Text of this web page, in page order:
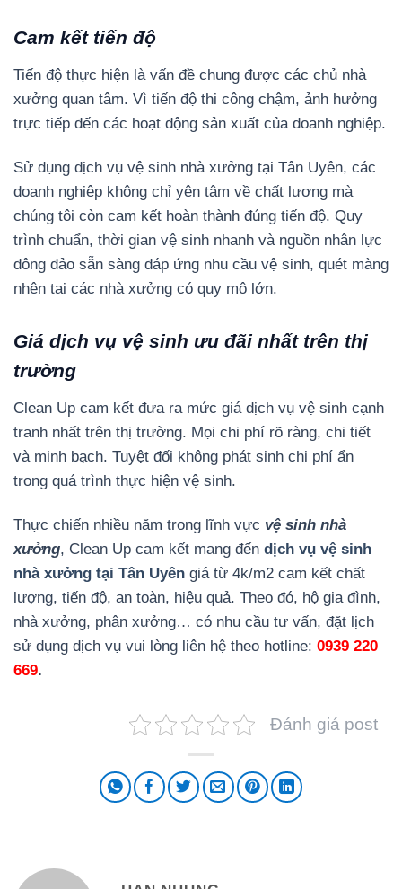
Cam kết tiến độ
Tiến độ thực hiện là vấn đề chung được các chủ nhà
xưởng quan tâm. Vì tiến độ thi công chậm, ảnh hưởng
trực tiếp đến các hoạt động sản xuất của doanh nghiệp.
Sử dụng dịch vụ vệ sinh nhà xưởng tại Tân Uyên, các
doanh nghiệp không chỉ yên tâm về chất lượng mà
chúng tôi còn cam kết hoàn thành đúng tiến độ. Quy
trình chuẩn, thời gian vệ sinh nhanh và nguồn nhân lực
đông đảo sẵn sàng đáp ứng nhu cầu vệ sinh, quét màng
nhện tại các nhà xưởng có quy mô lớn.
Giá dịch vụ vệ sinh ưu đãi nhất trên thị
trường
Clean Up cam kết đưa ra mức giá dịch vụ vệ sinh cạnh
tranh nhất trên thị trường. Mọi chi phí rõ ràng, chi tiết
và minh bạch. Tuyệt đối không phát sinh chi phí ẩn
trong quá trình thực hiện vệ sinh.
Thực chiến nhiều năm trong lĩnh vực vệ sinh nhà
xưởng, Clean Up cam kết mang đến dịch vụ vệ sinh
nhà xưởng tại Tân Uyên giá từ 4k/m2 cam kết chất
lượng, tiến độ, an toàn, hiệu quả. Theo đó, hộ gia đình,
nhà xưởng, phân xưởng… có nhu cầu tư vấn, đặt lịch
sử dụng dịch vụ vui lòng liên hệ theo hotline: 0939 220
669.
Đánh giá post